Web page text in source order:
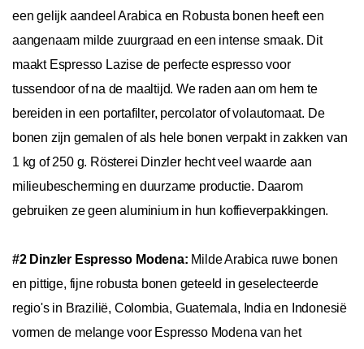
een gelijk aandeel Arabica en Robusta bonen heeft een
aangenaam milde zuurgraad en een intense smaak. Dit
maakt Espresso Lazise de perfecte espresso voor
tussendoor of na de maaltijd. We raden aan om hem te
bereiden in een portafilter, percolator of volautomaat. De
bonen zijn gemalen of als hele bonen verpakt in zakken van
1 kg of 250 g. Rösterei Dinzler hecht veel waarde aan
milieubescherming en duurzame productie. Daarom
gebruiken ze geen aluminium in hun koffieverpakkingen.
#2 Dinzler Espresso Modena: Milde Arabica ruwe bonen
en pittige, fijne robusta bonen geteeld in geselecteerde
regio's in Brazilië, Colombia, Guatemala, India en Indonesië
vormen de melange voor Espresso Modena van het